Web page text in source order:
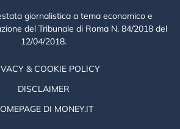
giornalistica a tema economico e
del Tribunale di Roma N. 84/2018 del
12/04/2018.
& COOKIE POLICY
DISCLAIMER
DI MONEY.IT